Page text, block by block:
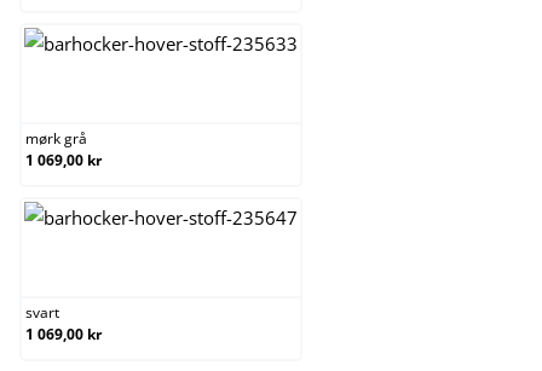
mørk grå
1 069,00 kr
svart
1 069,00 kr